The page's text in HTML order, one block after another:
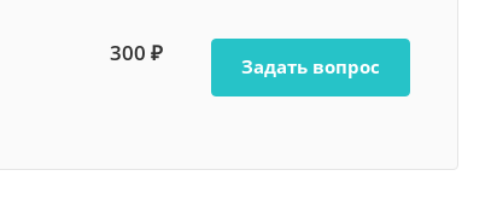
300 ₽ Задать вопрос